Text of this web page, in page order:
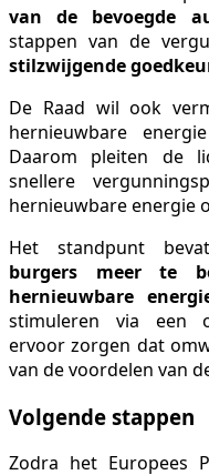
van de bevoegde
stappen van de
stilzwijgende
De Raad wil ook
hernieuwbare
Daarom pleiten de
snellere
hernieuwbare energie
Het standpunt
burgers meer te
hernieuwbare
stimuleren via een
ervoor zorgen dat
van de voordelen van
Volgende stappen
Zodra het Europees